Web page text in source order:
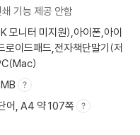
기능 제공 안함
모니터 미지원),아이폰,아이
로이드패드,전자책단말기(저
어, A4 약 107쪽